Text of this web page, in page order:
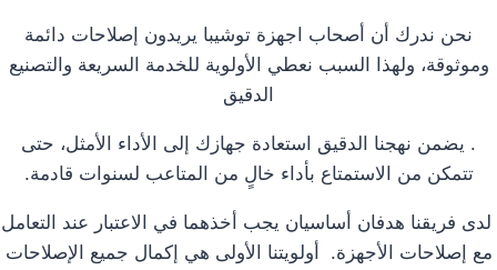
نحن ندرك أن أصحاب اجهزة توشيبا يريدون إصلاحات دائمة
وموثوقة، ولهذا السبب نعطي الأولوية للخدمة السريعة والتصنيع
الدقيق
. يضمن نهجنا الدقيق استعادة جهازك إلى الأداء الأمثل، حتى
تتمكن من الاستمتاع بأداء خالٍ من المتاعب لسنوات قادمة.
لدى فريقنا هدفان أساسيان يجب أخذهما في الاعتبار عند التعامل
مع إصلاحات الأجهزة. أولويتنا الأولى هي إكمال جميع الإصلاحات